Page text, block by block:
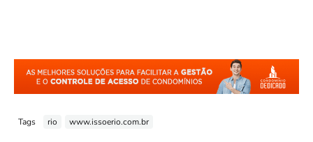
Tags rio www.issoerio.com.br